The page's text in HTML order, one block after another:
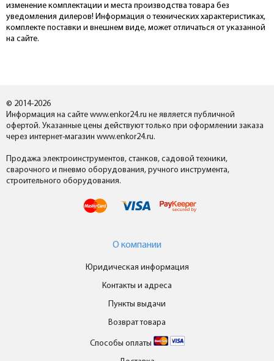
изменение комплектации и места производства товара без
уведомления дилеров! Информация о технических характеристиках,
комплекте поставки и внешнем виде, может отличаться от указанной
на сайте.
© 2014-2026
Информация на сайте www.enkor24.ru не является публичной
офертой. Указанные цены действуют только при оформлении заказа
через интернет-магазин www.enkor24.ru.
Продажа электроинструментов, станков, садовой техники,
сварочного и пневмо оборудования, ручного инструмента,
строительного оборудования.
О компании
Юридическая информация
Контакты и адреса
Пункты выдачи
Возврат товара
Способы оплаты